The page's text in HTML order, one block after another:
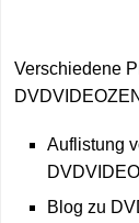
Verschiedene
Auflistung
Blog zu